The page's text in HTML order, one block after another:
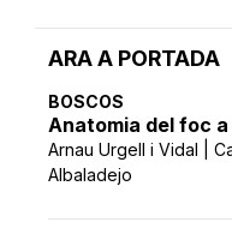
ARA A PORTADA
BOSCOS
Anatomia del foc
Arnau Urgell i Vidal |
Albaladejo